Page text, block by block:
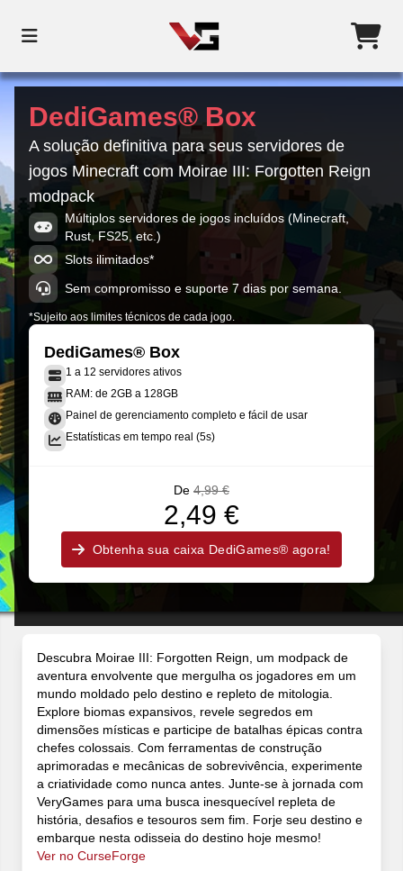
DediGames® Box
A solução definitiva para seus servidores de
jogos Minecraft com Moirae III: Forgotten Reign
modpack
Múltiplos servidores de jogos incluídos (Minecraft,
Rust, FS25, etc.)
Slots ilimitados*
Sem compromisso e suporte 7 dias por semana.
*Sujeito aos limites técnicos de cada jogo.
DediGames® Box
1 a 12 servidores ativos
RAM: de 2GB a 128GB
Painel de gerenciamento completo e fácil de usar
Estatísticas em tempo real (5s)
De 4,99 €
2,49 €
Obtenha sua caixa DediGames® agora!
Descubra Moirae III: Forgotten Reign, um modpack de
aventura envolvente que mergulha os jogadores em um
mundo moldado pelo destino e repleto de mitologia.
Explore biomas expansivos, revele segredos em
dimensões místicas e participe de batalhas épicas contra
chefes colossais. Com ferramentas de construção
aprimoradas e mecânicas de sobrevivência, experimente
a criatividade como nunca antes. Junte-se à jornada com
VeryGames para uma busca inesquecível repleta de
história, desafios e tesouros sem fim. Forje seu destino e
embarque nesta odisseia do destino hoje mesmo!
Ver no CurseForge